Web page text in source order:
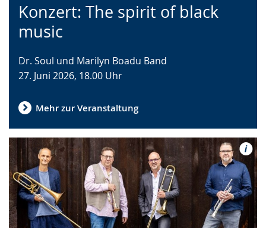
Konzert: The spirit of black
music
Leichten
Sprache
wechseln.
Audio-
Unterstützung.
Video
in
Deutscher
Gebärdensprache
wird
angezeigt.
Dr. Soul und Marilyn Boadu Band
27. Juni 2026, 18.00 Uhr
Mehr zur Veranstaltung